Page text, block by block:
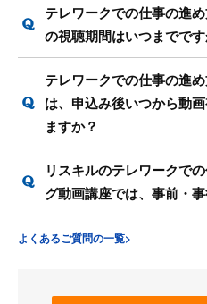
テレワークでの仕事の進
の視聴期間はいつまでです
テレワークでの仕事の進
は、申込み後いつから動
ますか？
リスキルのテレワークで
グ動画講座では、事前・
よくあるご質問の一覧>